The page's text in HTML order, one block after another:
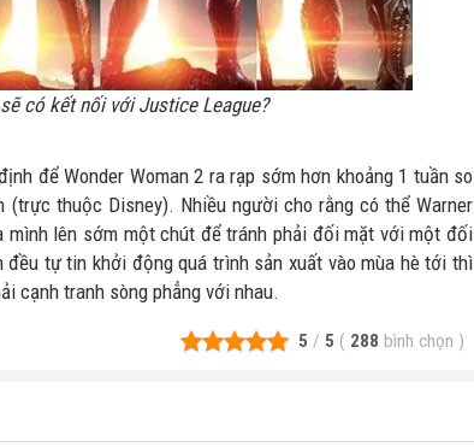
có kết nối với Justice League?
để Wonder Woman 2 ra rạp sớm hơn khoảng 1 tuần so
thuộc Disney). Nhiều người cho rằng có thể Warner
mình lên sớm một chút để tránh phải đối mặt với một đối
tự tin khởi động quá trình sản xuất vào mùa hè tới thì
cạnh tranh sòng phẳng với nhau.
5 / 5 ( 288 bình chọn )